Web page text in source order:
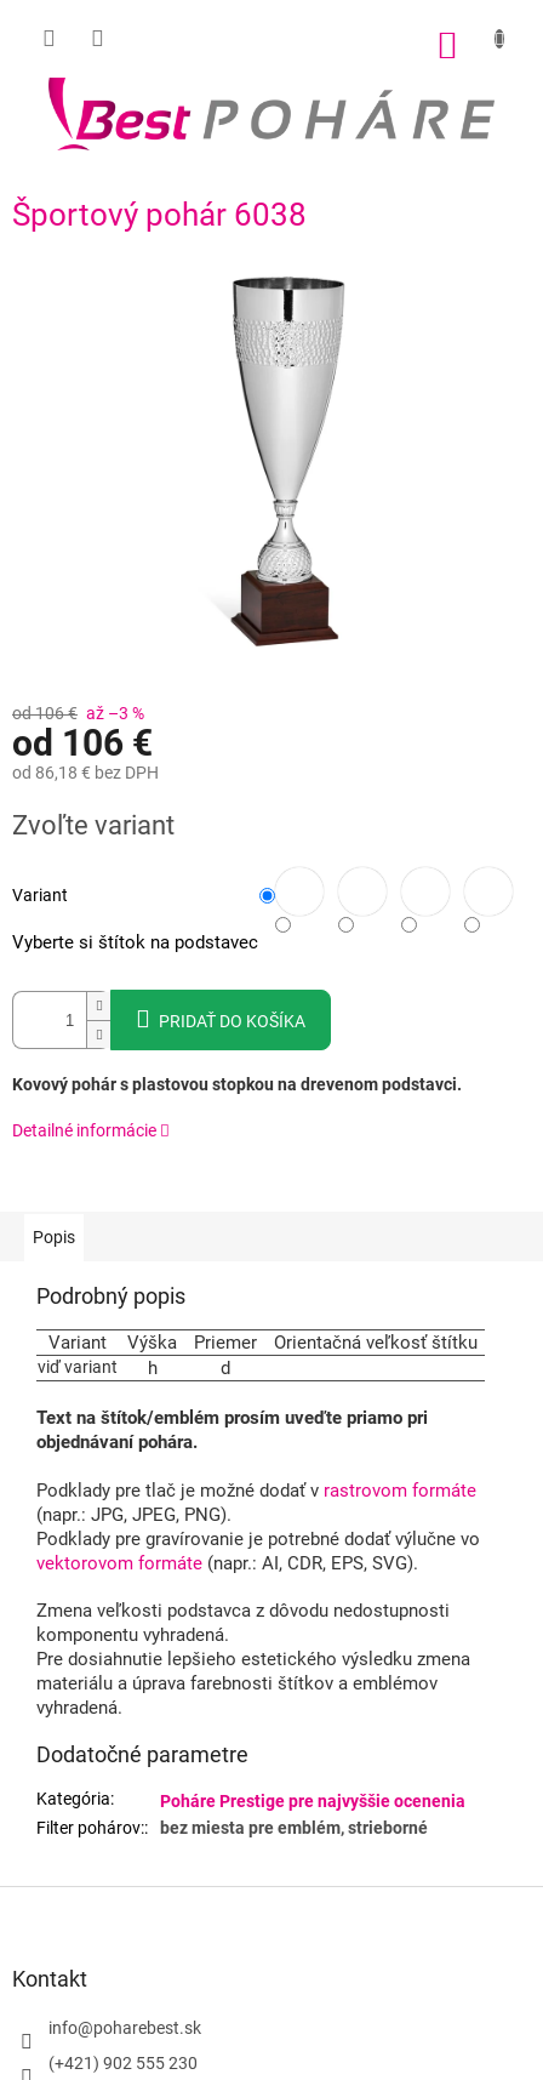
Športový pohár 6038
od 106 € až –3 %
od 106 €
od 86,18 € bez DPH
cena:
Zvoľte variant
Variant
Vyberte si štítok na podstavec
PRIDAŤ DO KOŠÍKA
Kovový pohár s plastovou stopkou na drevenom podstavci.
Detailné informácie
Popis
Podrobný popis
Variant Výška Priemer Orientačná veľkosť štítku
viď variant h d
Text na štítok/emblém prosím uveďte priamo pri
objednávaní pohára.
Podklady pre tlač je možné dodať v rastrovom formáte
(napr.: JPG, JPEG, PNG).
Podklady pre gravírovanie je potrebné dodať výlučne vo
vektorovom formáte (napr.: AI, CDR, EPS, SVG).
Zmena veľkosti podstavca z dôvodu nedostupnosti
komponentu vyhradená.
Pre dosiahnutie lepšieho estetického výsledku zmena
materiálu a úprava farebnosti štítkov a emblémov
vyhradená.
Dodatočné parametre
Kategória:
Poháre Prestige pre najvyššie ocenenia
Filter pohárov:: bez miesta pre emblém, strieborné
Kontakt
info@poharebest.sk
(+421) 902 555 230